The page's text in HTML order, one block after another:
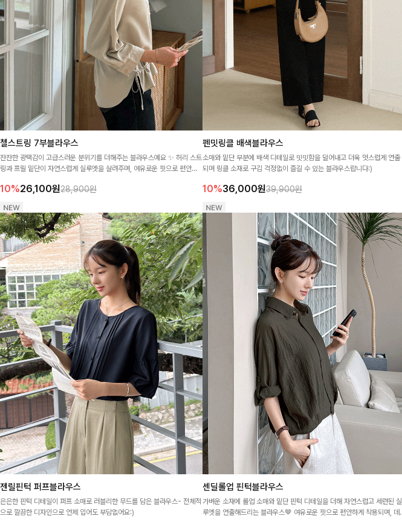
첼스트링 7부블라우스
잔잔한 광택감이 고급스러운 분위기를 더해주는 블라우스예요 ✨ 허리 스트
링과 프릴 밑단이 자연스럽게 실루엣을 살려주며, 여유로운 핏으로 편안하
10%26,100원28,900원
펜밋링클 배색블라우스
소매와 밑단 부분에 배색 디테일로 밋밋함을 덜어내고 더욱 멋스럽게 연출
되며 링클 소재로 구김 걱정없이 즐길 수 있는 블라우스랍니다:)
10%36,000원39,900원
젠릴핀턱 퍼프블라우스
은은한 핀턱 디테일이 퍼프 소매로 러블리한 무드를 담은 블라우스- 전체적
으로 깔끔한 디자인으로 언제 입어도 부담없어요:)
센딜롤업 핀턱블라우스
가벼운 소재에 롤업 소매와 밑단 핀턱 디테일을 더해 자연스럽고 세련된 실
루엣을 연출해드리는 블라우스🤎 여유로운 핏으로 편안하게 착용되며, 데